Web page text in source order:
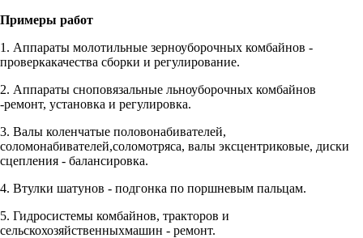
Примеры работ
1. Аппараты молотильные зерноуборочных комбайнов -
проверкакачества сборки и регулирование.
2. Аппараты сноповязальные льноуборочных комбайнов
-ремонт, установка и регулировка.
3. Валы коленчатые половонабивателей,
соломонабивателей,соломотряса, валы эксцентриковые, диски
сцепления - балансировка.
4. Втулки шатунов - подгонка по поршневым пальцам.
5. Гидросистемы комбайнов, тракторов и
сельскохозяйственныхмашин - ремонт.